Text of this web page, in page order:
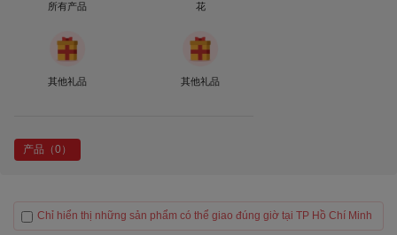
所有产品 花
其他礼品 其他礼品
产品（0）
Chỉ hiển thị những sản phẩm có thể giao đúng giờ tại TP Hồ Chí Minh